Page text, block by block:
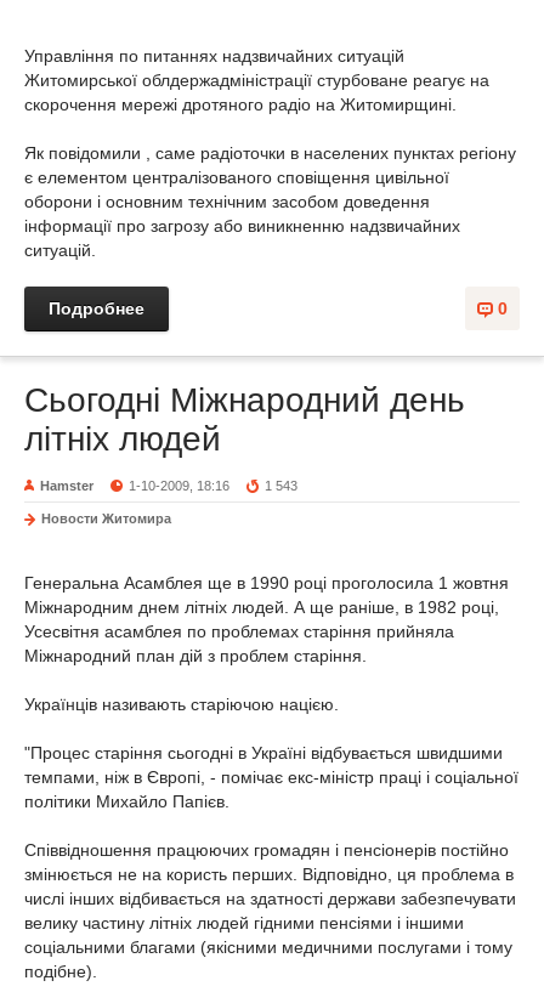
Управління по питаннях надзвичайних ситуацій
Житомирської облдержадміністрації стурбоване реагує на
скорочення мережі дротяного радіо на Житомирщині.
Як повідомили , саме радіоточки в населених пунктах регіону
є елементом централізованого сповіщення цивільної
оборони і основним технічним засобом доведення
інформації про загрозу або виникненню надзвичайних
ситуацій.
0
Подробнее
Сьогодні Міжнародний день
літніх людей
Hamster 1-10-2009, 18:16 1 543
Новости Житомира
Генеральна Асамблея ще в 1990 році проголосила 1 жовтня
Міжнародним днем літніх людей. А ще раніше, в 1982 році,
Усесвітня асамблея по проблемах старіння прийняла
Міжнародний план дій з проблем старіння.
Українців називають старіючою нацією.
"Процес старіння сьогодні в Україні відбувається швидшими
темпами, ніж в Європі, - помічає екс-міністр праці і соціальної
політики Михайло Папієв.
Співвідношення працюючих громадян і пенсіонерів постійно
змінюється не на користь перших. Відповідно, ця проблема в
числі інших відбивається на здатності держави забезпечувати
велику частину літніх людей гідними пенсіями і іншими
соціальними благами (якісними медичними послугами і тому
подібне).